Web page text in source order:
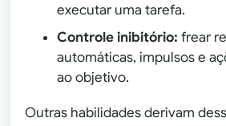
executar uma tarefa.
Controle inibitório: frear
automáticas, impulsos e
ao objetivo.
Outras habilidades derivam